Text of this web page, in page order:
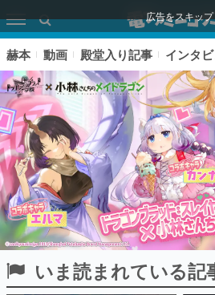
広告をスキップ
ピックアップ
赫本 動画 殿堂入り記事 インタ
いま読まれている記